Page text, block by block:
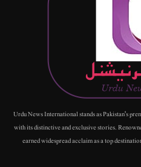
"Urdu News International stands as Pakistan's
with its distinctive and exclusive stories.
earned widespread acclaim as a top